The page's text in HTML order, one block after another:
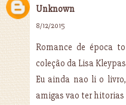
Unknown
8/12/2015
Romance de época
coleção da Lisa
Eu ainda nao li o
amigas vao ter